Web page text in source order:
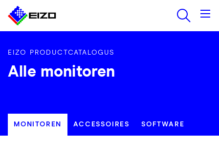
EIZO PRODUCTCATALOGUS
Alle monitoren
MONITOREN ACCESSOIRES SOFTWARE